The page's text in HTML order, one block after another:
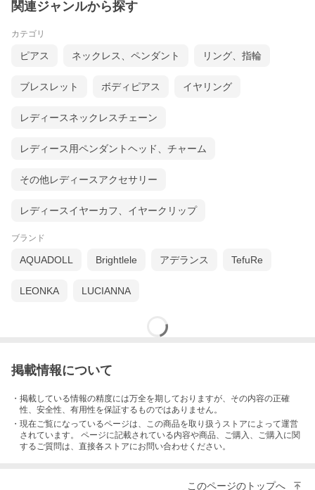
関連ジャンルから探す
カテゴリ
ピアス ネックレス、ペンダント リング、指輪
ブレスレット ボディピアス イヤリング
レディースネックレスチェーン
レディース用ペンダントヘッド、チャーム
その他レディースアクセサリー
レディースイヤーカフ、イヤークリップ
ブランド
AQUADOLL Brightlele アデランス TefuRe
LEONKA LUCIANNA
掲載情報について
・掲載している情報の精度には万全を期しておりますが、その内容の正確
性、安全性、有用性を保証するものではありません。
・現在ご覧になっているページは、この商品を取り扱うストアによって運営
されています。 ページに記載されている内容や商品、ご購入 、ご購入に関
するご質問は、直接各ストアにお問い合わせください。
このページのトップへ